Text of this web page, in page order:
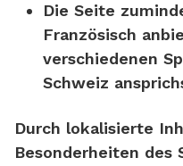
Die Seite
Französisch
verschiedenen
Schweiz
Durch lokalisierte
Besonderheiten des